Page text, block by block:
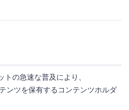
の急速な普及により、
ンツを保有するコンテンツホルダ